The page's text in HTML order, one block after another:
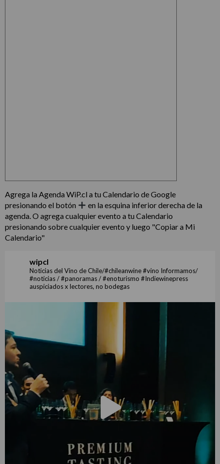
Agrega la Agenda WiP.cl a tu Calendario de Google
presionando el botón
en la esquina inferior derecha de la
agenda. O agrega cualquier evento a tu Calendario
presionando sobre cualquier evento y luego "Copiar a Mi
Calendario"
wipcl
Noticias del Vino de Chile/#chileanwine #vino Informamos/
#noticias / #panoramas / #enoturismo #Indiewinepress
auspiciados x lectores, no bodegas